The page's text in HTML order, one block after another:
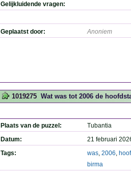
Gelijkluidende vragen:
Geplaatst door: Anoniem
1019275 Wat was tot 2006 de
Plaats van de puzzel:
Tubantia
Datum:
21 februari
Tags:
was, 2006,
birma